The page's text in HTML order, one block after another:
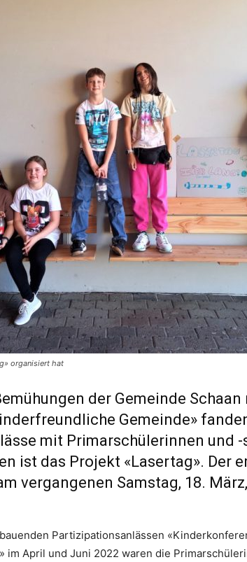
organisiert hat
der Gemeinde Schaan
Gemeinde»
mit Primarschülerinnen und
ist das Projekt «Lasertag». Der
vergangenen Samstag, 18.
Partizipationsanlässen
im April und Juni 2022 waren die